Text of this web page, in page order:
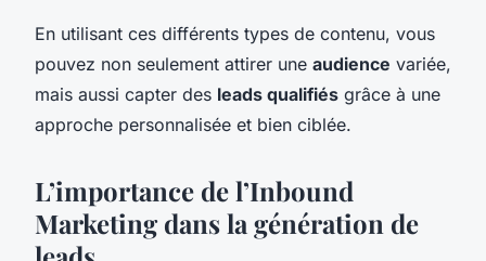
En utilisant ces différents types de contenu, vous
pouvez non seulement attirer une audience variée,
mais aussi capter des leads qualifiés grâce à une
approche personnalisée et bien ciblée.
L’importance de l’Inbound
Marketing dans la génération de